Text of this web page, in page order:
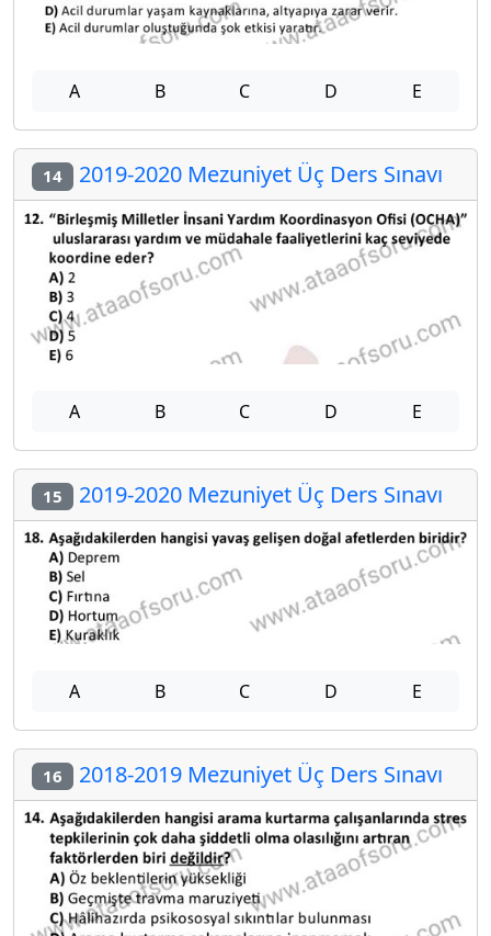
A B C D E
14 2019-2020 Mezuniyet Üç Ders Sınavı
A B C D E
15 2019-2020 Mezuniyet Üç Ders Sınavı
A B C D E
16 2018-2019 Mezuniyet Üç Ders Sınavı